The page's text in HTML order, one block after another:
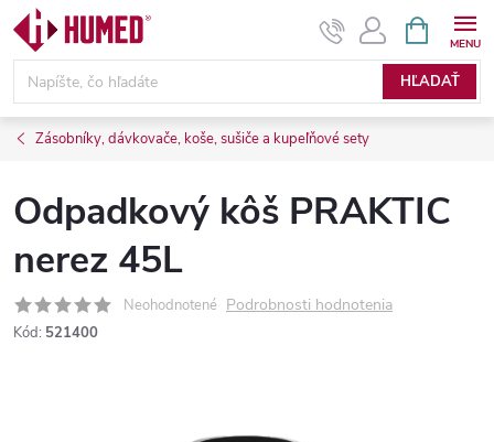
Prejsť
obsah
HĽADAŤ
KOŠÍK
Zásobníky, dávkovače, koše, sušiče a kupeľňové sety
Odpadkový kôš PRAKTIC
nerez 45L
Neohodnotené Podrobnosti hodnotenia
Kód: 521400